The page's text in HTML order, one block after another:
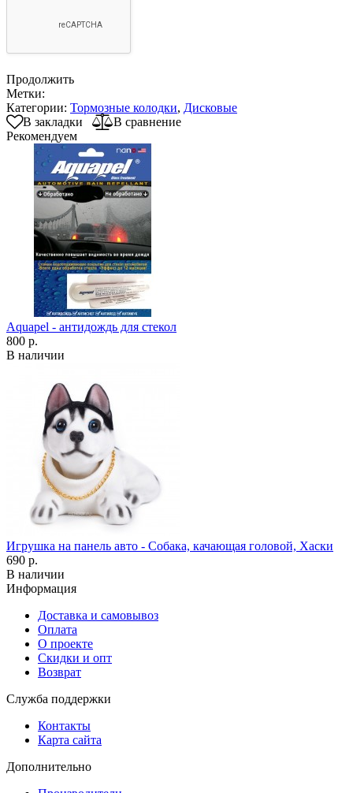
Продолжить
Метки:
Категории: Тормозные колодки, Дисковые
В закладки
В сравнение
Рекомендуем
Aquapel - антидождь для стекол
800 р.
В наличии
Игрушка на панель авто - Собака, качающая головой, Хаски
690 р.
В наличии
Информация
Доставка и самовывоз
Оплата
О проекте
Скидки и опт
Возврат
Служба поддержки
Контакты
Карта сайта
Дополнительно